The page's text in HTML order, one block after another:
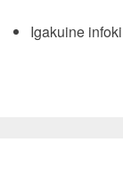
Igakuine